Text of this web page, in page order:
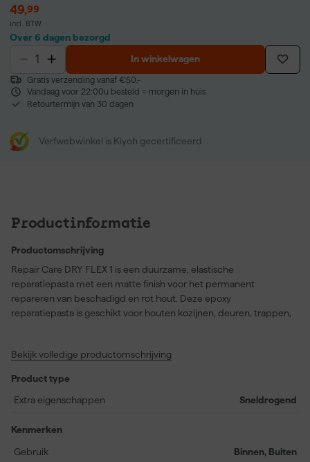
49,99
incl. BTW
Over 6 dagen bezorgd
In winkelwagen
Gratis verzending vanaf €50,-
Vandaag voor 22:00u besteld = morgen in huis
Retourtermijn van 30 dagen
Verfwebwinkel is Kiyoh gecertificeerd
Productinformatie
Productomschrijving
Repair Care DRY FLEX 1 is een duurzame, elastische
reparatiepasta met een matte finish voor het permanent
repareren van beschadigd en rot hout. Deze epoxy
reparatiepasta is geschikt voor houten kozijnen, deuren, trappen,
metaal. DRY FLEX 1 is speciaal ontwikkeld voor zeer snelle, kleine
gebruiken.
professionele reparatie die zich gedraagt als hout en ook op
overschilderbaar na slechts 1 uur bij 20°C, zakt niet uit, krimpt niet
Bekijk volledige productomschrijving
Product type
Extra eigenschappen
Sneldrogend
Kenmerken
Gebruik
Binnen, Buiten